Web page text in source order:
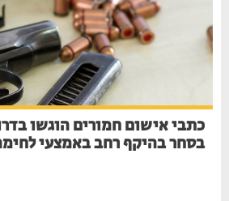
בסחר בהיקף רחב באמצעי לחימה